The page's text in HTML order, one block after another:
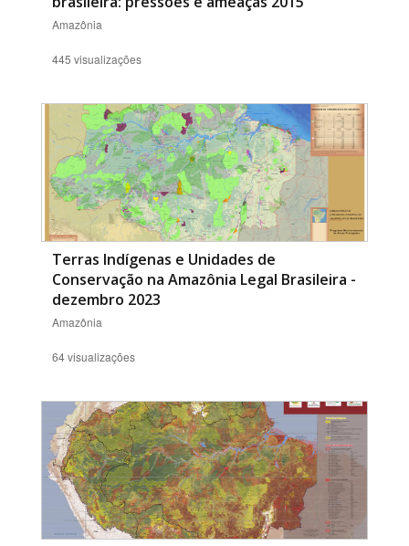
Amazônia
445 visualizações
Terras Indígenas e Unidades de
Conservação na Amazônia Legal Brasileira -
dezembro 2023
Amazônia
64 visualizações